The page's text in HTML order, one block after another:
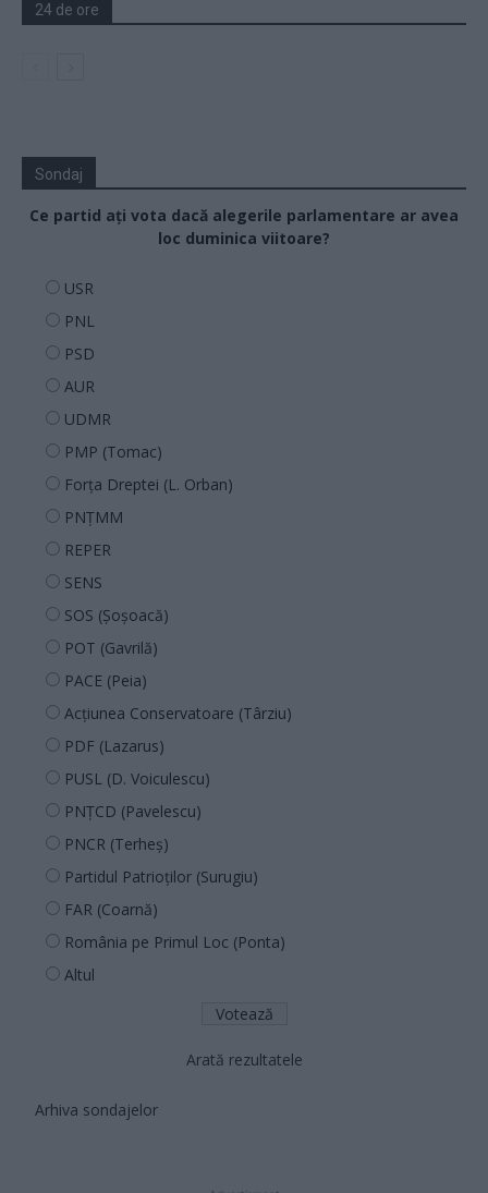
24 de ore
Sondaj
Ce partid ați vota dacă alegerile parlamentare ar avea
loc duminica viitoare?
USR
PNL
PSD
AUR
UDMR
PMP (Tomac)
Forța Dreptei (L. Orban)
PNȚMM
REPER
SENS
SOS (Șoșoacă)
POT (Gavrilă)
PACE (Peia)
Acțiunea Conservatoare (Târziu)
PDF (Lazarus)
PUSL (D. Voiculescu)
PNȚCD (Pavelescu)
PNCR (Terheș)
Partidul Patrioților (Surugiu)
FAR (Coarnă)
România pe Primul Loc (Ponta)
Altul
Arată rezultatele
Arhiva sondajelor